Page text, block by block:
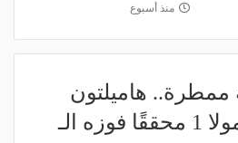
منذ أسبوع
ممطرة.. هاميلتون
يدخل تاريخ فورمولا 1 محققًا فوزه الـ